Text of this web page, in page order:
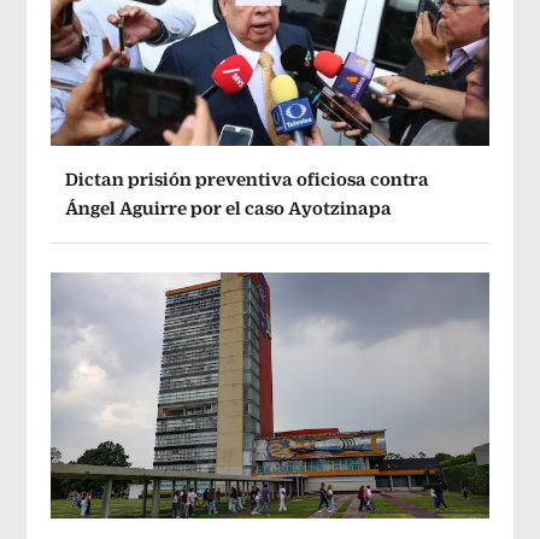
Dictan prisión preventiva oficiosa contra
Ángel Aguirre por el caso Ayotzinapa